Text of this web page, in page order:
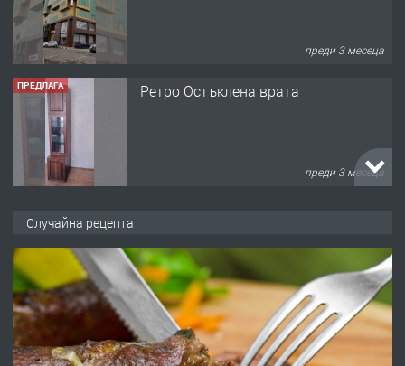
преди 3 месеца
ПРЕДЛАГА Ретро Остъклена врата
преди 3 месеца
преди 10 месеца
Професионална броячна машина -
със сертификат от ЕЦБ
Случайна рецепта